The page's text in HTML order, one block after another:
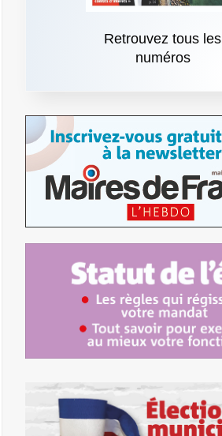
Retrouvez tous les
numéros